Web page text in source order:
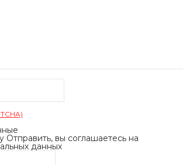
Отправить, вы соглашаетесь на
данных